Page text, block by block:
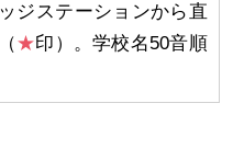
ジステーションから直
★印）。学校名50音順